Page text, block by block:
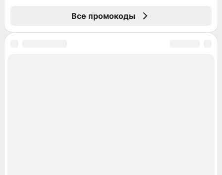
Все промокоды